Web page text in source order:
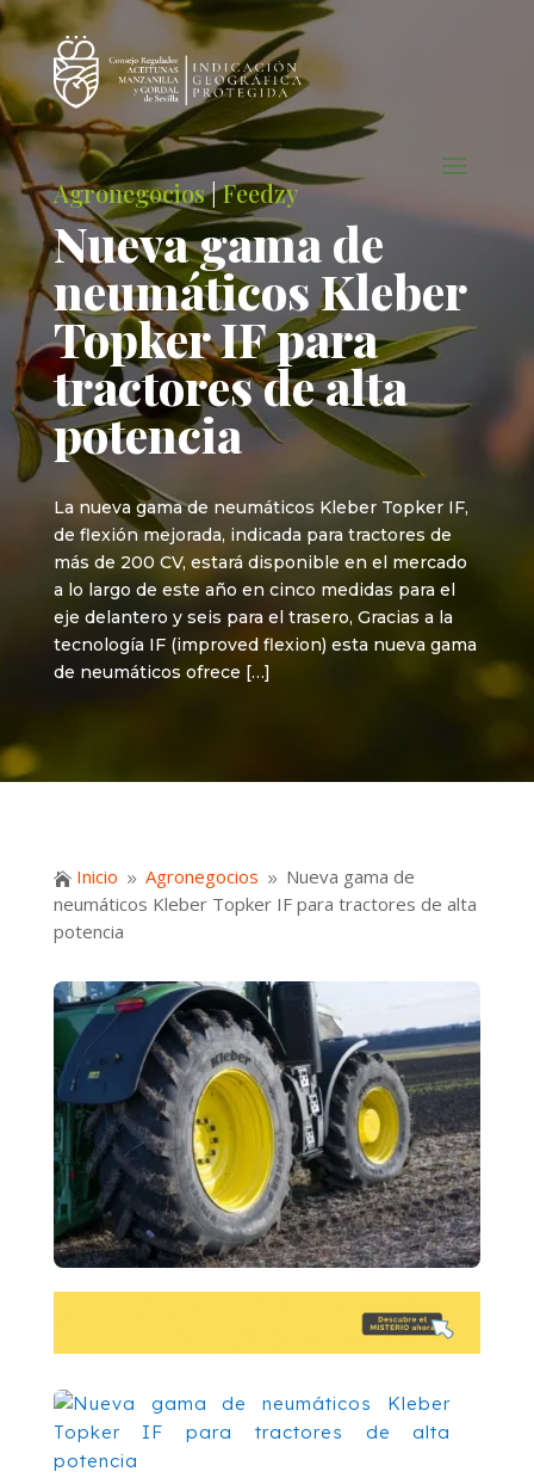
Agronegocios|Feedzy
Nueva gama de
neumáticos Kleber
Topker IF para
tractores de alta
potencia
La nueva gama de neumáticos Kleber Topker IF,
de flexión mejorada, indicada para tractores de
más de 200 CV, estará disponible en el mercado
a lo largo de este año en cinco medidas para el
eje delantero y seis para el trasero, Gracias a la
tecnología IF (improved flexion) esta nueva gama
de neumáticos ofrece […]
 Inicio 9 Agronegocios 9 Nueva gama de
neumáticos Kleber Topker IF para tractores de alta
potencia